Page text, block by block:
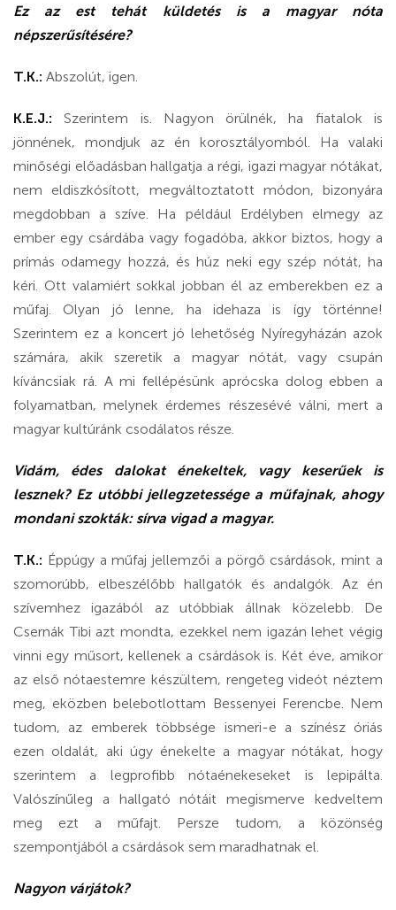
Ez az est tehát küldetés is a magyar nóta
népszerűsítésére?
T.K.: Abszolút, igen.
K.E.J.:Szerintem is. Nagyon örülnék, ha fiatalok is
jönnének, mondjuk az én korosztályomból. Ha valaki
minőségi előadásban hallgatja a régi, igazi magyar nótákat,
nem eldiszkósított, megváltoztatott módon, bizonyára
megdobban a szíve. Ha például Erdélyben elmegy az
ember egy csárdába vagy fogadóba, akkor biztos, hogy a
prímás odamegy hozzá, és húz neki egy szép nótát, ha
kéri. Ott valamiért sokkal jobban él az emberekben ez a
műfaj. Olyan jó lenne, ha idehaza is így történne!
Szerintem ez a koncert jó lehetőség Nyíregyházán azok
számára, akik szeretik a magyar nótát, vagy csupán
kíváncsiak rá. A mi fellépésünk aprócska dolog ebben a
folyamatban, melynek érdemes részesévé válni, mert a
magyar kultúránk csodálatos része.
Vidám, édes dalokat énekeltek, vagy keserűek is
lesznek? Ez utóbbi jellegzetessége a műfajnak, ahogy
mondani szokták: sírva vigad a magyar.
T.K.: Éppúgy a műfaj jellemzői a pörgő csárdások, mint a
szomorúbb, elbeszélőbb hallgatók és andalgók. Az én
szívemhez igazából az utóbbiak állnak közelebb. De
Csernák Tibi azt mondta, ezekkel nem igazán lehet végig
vinni egy műsort, kellenek a csárdások is. Két éve, amikor
az első nótaestemre készültem, rengeteg videót néztem
meg, eközben belebotlottam Bessenyei Ferencbe. Nem
tudom, az emberek többsége ismeri-e a színész óriás
ezen oldalát, aki úgy énekelte a magyar nótákat, hogy
szerintem a legprofibb nótaénekeseket is lepipálta.
Valószínűleg a hallgató nótáit megismerve kedveltem
meg ezt a műfajt. Persze tudom, a közönség
szempontjából a csárdások sem maradhatnak el.
Nagyon várjátok?